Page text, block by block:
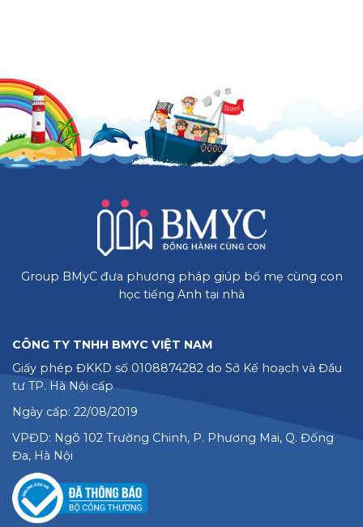
Group BMyC đưa phương pháp giúp bố mẹ cùng con
học tiếng Anh tại nhà
CÔNG TY TNHH BMYC VIỆT NAM
Giấy phép ĐKKD số 0108874282 do Sở Kế hoạch và Đầu
tư TP. Hà Nội cấp
Ngày cấp: 22/08/2019
VPĐD: Ngõ 102 Trường Chinh, P. Phương Mai, Q. Đống
Đa, Hà Nội